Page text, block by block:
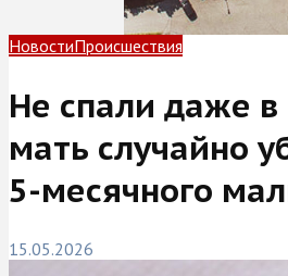
НовостиПроисшествия
Не спали даже
мать случайно
5-месячного
15.05.2026